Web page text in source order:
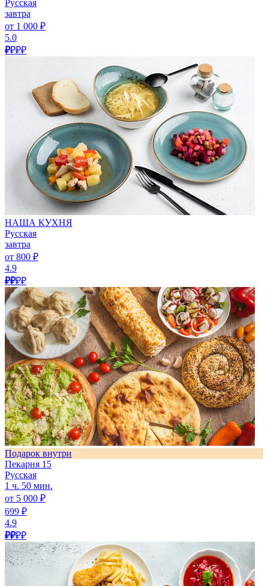
Русская
завтра
от 1 000 ₽
5.0
₽₽₽₽
НАША КУХНЯ
Русская
завтра
от 800 ₽
4.9
₽₽₽₽
Подарок внутри
Пекарня 15
Русская
1 ч. 50 мин.
от 5 000 ₽
699 ₽
4.9
₽₽₽₽